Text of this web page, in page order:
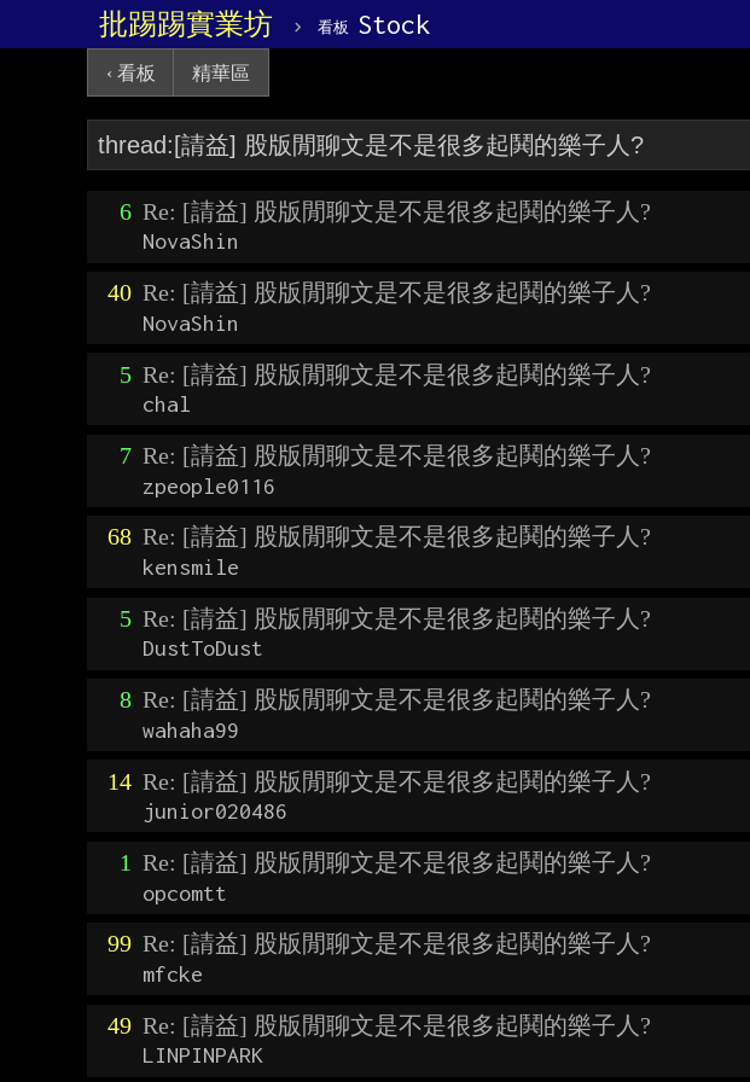
批踢踢實業坊 › 看板 Stock
‹ 看板 精華區
6 Re: [請益] 股版閒聊文是不是很多起鬨的樂子人?
NovaShin
40 Re: [請益] 股版閒聊文是不是很多起鬨的樂子人?
NovaShin
5 Re: [請益] 股版閒聊文是不是很多起鬨的樂子人?
chal
7 Re: [請益] 股版閒聊文是不是很多起鬨的樂子人?
zpeople0116
68 Re: [請益] 股版閒聊文是不是很多起鬨的樂子人?
kensmile
5 Re: [請益] 股版閒聊文是不是很多起鬨的樂子人?
DustToDust
8 Re: [請益] 股版閒聊文是不是很多起鬨的樂子人?
wahaha99
14 Re: [請益] 股版閒聊文是不是很多起鬨的樂子人?
junior020486
1 Re: [請益] 股版閒聊文是不是很多起鬨的樂子人?
opcomtt
99 Re: [請益] 股版閒聊文是不是很多起鬨的樂子人?
mfcke
49 Re: [請益] 股版閒聊文是不是很多起鬨的樂子人?
LINPINPARK